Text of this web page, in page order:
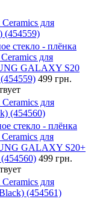
для
(454559)
стекло - плёнка
для
GALAXY S20
499 грн.
для
(454560)
стекло - плёнка
для
GALAXY S20+
499 грн.
для
(454561)